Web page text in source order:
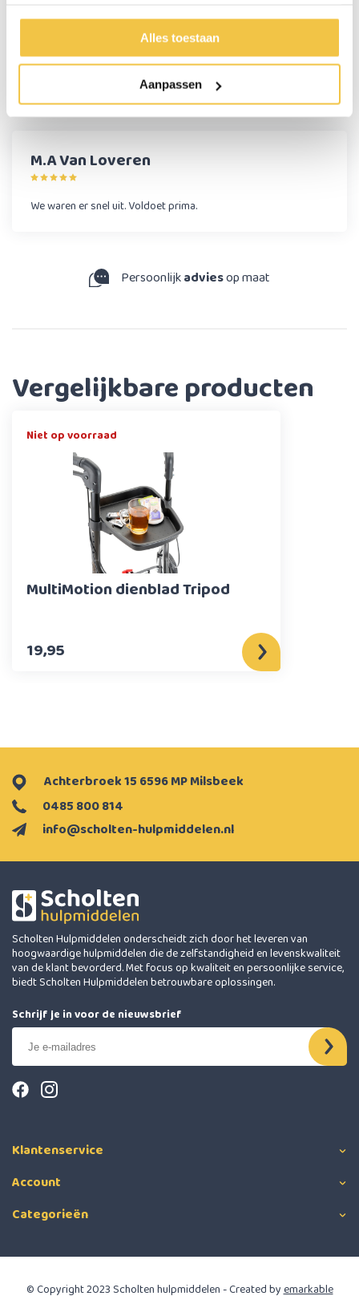
Alles toestaan
Aanpassen
Persoonlijk advies
Start chat
Reviews (1)
M.A Van Loveren
We waren er snel uit. Voldoet prima.
Persoonlijkadviesop maat
Vergelijkbare producten
Niet op voorraad
MultiMotion dienblad Tripod
19,95
info@scholten-hulpmiddelen.nl
0485 800 814
Achterbroek 15 6596 MP Milsbeek
Scholten Hulpmiddelen onderscheidt zich door het leveren van
hoogwaardige hulpmiddelen die de zelfstandigheid en levenskwaliteit
van de klant bevorderd. Met focus op kwaliteit en persoonlijke service,
biedt Scholten Hulpmiddelen betrouwbare oplossingen.
Schrijf je in voor de nieuwsbrief
Klantenservice
Account
Categorieën
© Copyright 2023 Scholten hulpmiddelen - Created byemarkable